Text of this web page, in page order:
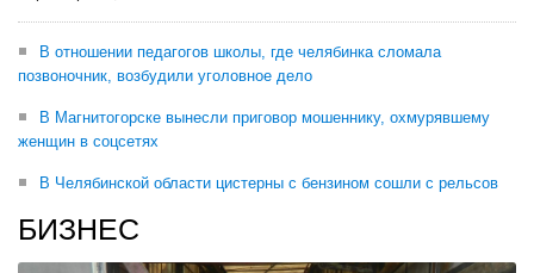
В отношении педагогов школы, где челябинка сломала
позвоночник, возбудили уголовное дело
В Магнитогорске вынесли приговор мошеннику, охмурявшему
женщин в соцсетях
В Челябинской области цистерны с бензином сошли с рельсов
БИЗНЕС